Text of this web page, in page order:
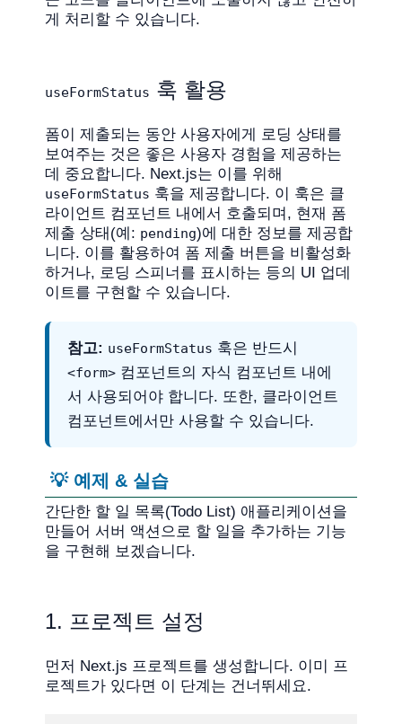
게 처리할 수 있습니다.
useFormStatus 훅 활용
폼이 제출되는 동안 사용자에게 로딩 상태를
보여주는 것은 좋은 사용자 경험을 제공하는
데 중요합니다. Next.js는 이를 위해
useFormStatus 훅을 제공합니다. 이 훅은 클
라이언트 컴포넌트 내에서 호출되며, 현재 폼
제출 상태(예: pending)에 대한 정보를 제공합
니다. 이를 활용하여 폼 제출 버튼을 비활성화
하거나, 로딩 스피너를 표시하는 등의 UI 업데
이트를 구현할 수 있습니다.
참고: useFormStatus 훅은 반드시
<form> 컴포넌트의 자식 컴포넌트 내에
서 사용되어야 합니다. 또한, 클라이언트
컴포넌트에서만 사용할 수 있습니다.
💡 예제 & 실습
간단한 할 일 목록(Todo List) 애플리케이션을
만들어 서버 액션으로 할 일을 추가하는 기능
을 구현해 보겠습니다.
1. 프로젝트 설정
먼저 Next.js 프로젝트를 생성합니다. 이미 프
로젝트가 있다면 이 단계는 건너뛰세요.